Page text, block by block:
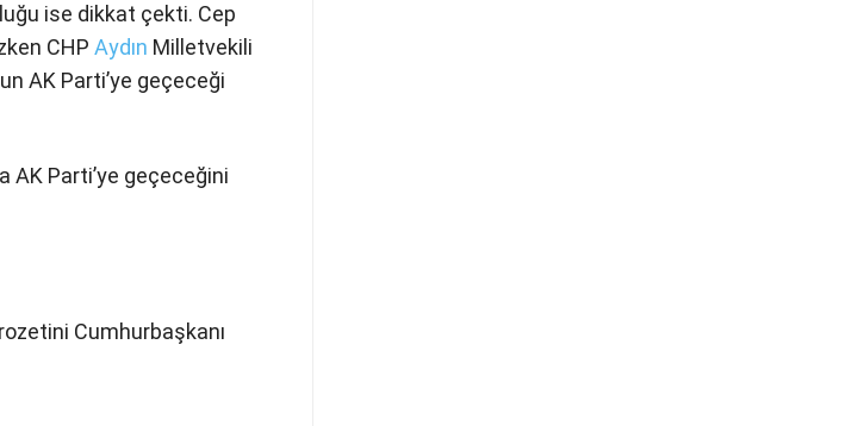
ise dikkat çekti. Cep
CHP Aydın Milletvekili
AK Parti’ye geçeceği
AK Parti’ye geçeceğini
Cumhurbaşkanı